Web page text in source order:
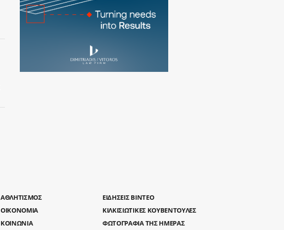
ΑΘΛΗΤΙΣΜΟΣ
ΟΙΚΟΝΟΜΙΑ
ΚΟΙΝΩΝΙΑ
ΕΙΔΗΣΕΙΣ ΒΙΝΤΕΟ
ΚΙΛΚΙΣΙΩΤΙΚΕΣ ΚΟΥΒΕΝΤΟΥΛΕΣ
ΦΩΤΟΓΡΑΦΙΑ ΤΗΣ ΗΜΕΡΑΣ